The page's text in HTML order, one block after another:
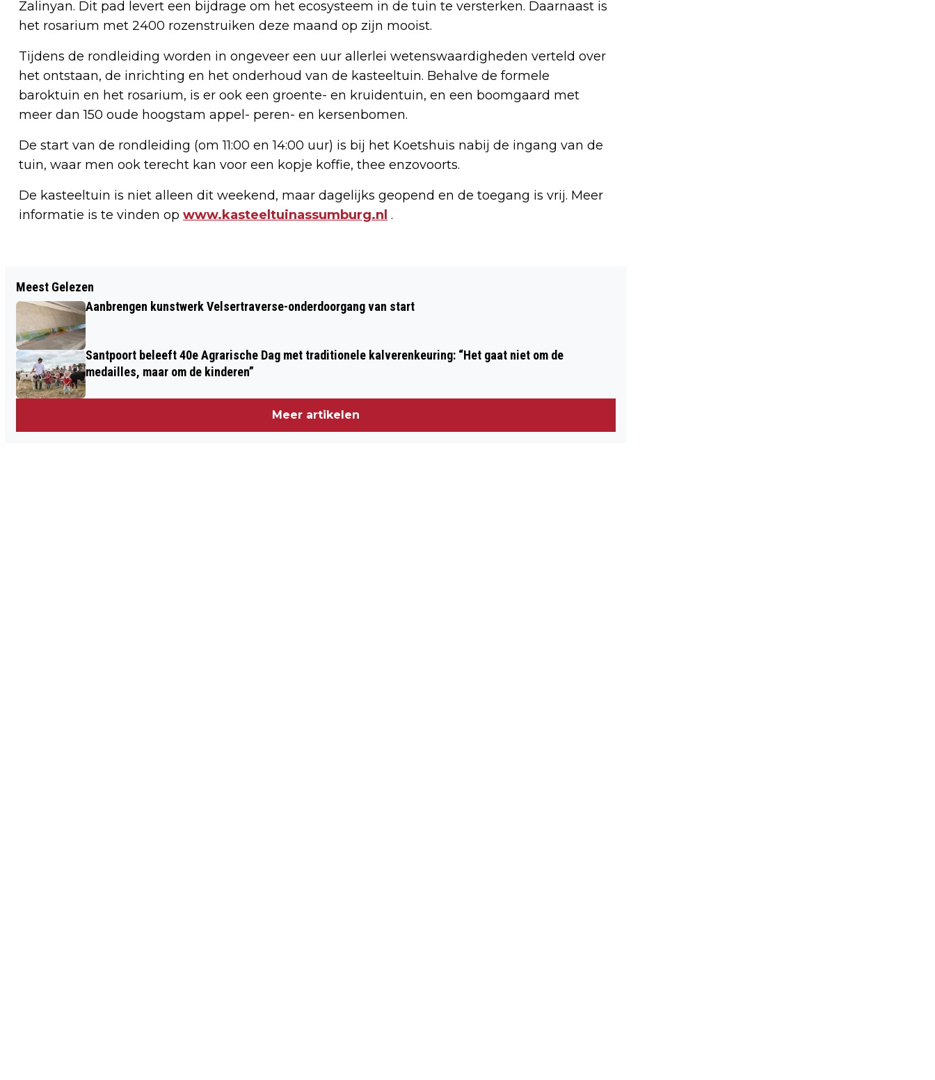
Zalinyan. Dit pad levert een bijdrage om het ecosysteem in de tuin te versterken. Daarnaast is
het rosarium met 2400 rozenstruiken deze maand op zijn mooist.
Tijdens de rondleiding worden in ongeveer een uur allerlei wetenswaardigheden verteld over
het ontstaan, de inrichting en het onderhoud van de kasteeltuin. Behalve de formele
baroktuin en het rosarium, is er ook een groente- en kruidentuin, en een boomgaard met
meer dan 150 oude hoogstam appel- peren- en kersenbomen.
De start van de rondleiding (om 11:00 en 14:00 uur) is bij het Koetshuis nabij de ingang van de
tuin, waar men ook terecht kan voor een kopje koffie, thee enzovoorts.
De kasteeltuin is niet alleen dit weekend, maar dagelijks geopend en de toegang is vrij. Meer
informatie is te vinden op www.kasteeltuinassumburg.nl .
TELSTAR WEER OP HET VELD VOOR
EERSTE TRAINING VAN HET NIEUWE
SEIZOEN
BRAND
Meest Gelezen
Aanbrengen kunstwerk Velsertraverse-onderdoorgang van start
Santpoort beleeft 40e Agrarische Dag met traditionele kalverenkeuring: “Het gaat niet om de
medailles, maar om de kinderen”
Meer artikelen